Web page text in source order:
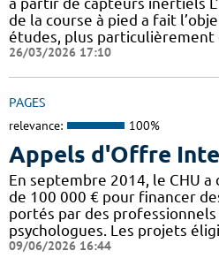
de la course à pied a fait
études, plus particulièrement
26/03/2026 17:10
PAGES
relevance: 100%
Appels d'Offre
En septembre 2014, le CHU
de 100 000 € pour financer
portés par des
psychologues. Les projets
09/06/2026 16:44